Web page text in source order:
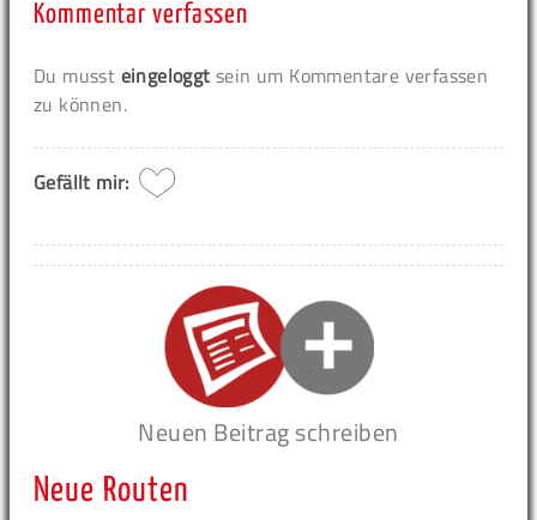
Kommentar verfassen
Du musst eingeloggt sein um Kommentare verfassen
zu können.
Gefällt mir:
Neuen Beitrag schreiben
Neue Routen